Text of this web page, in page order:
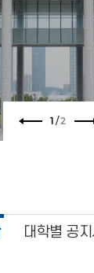
2 /2
대학별 공